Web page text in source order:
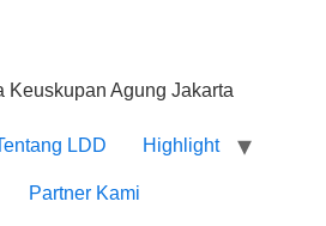
Keuskupan Agung Jakarta
LDD Highlight
Partner Kami